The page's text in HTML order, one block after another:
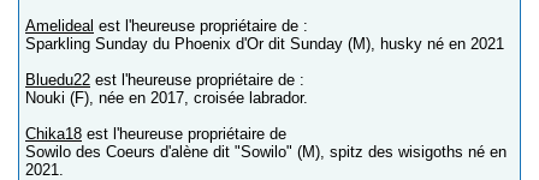
Amelideal est l'heureuse propriétaire de :
Sparkling Sunday du Phoenix d'Or dit Sunday (M), husky né en 2021
Bluedu22 est l'heureuse propriétaire de :
Nouki (F), née en 2017, croisée labrador.
Chika18 est l'heureuse propriétaire de
Sowilo des Coeurs d'alène dit "Sowilo" (M), spitz des wisigoths né en
2021.